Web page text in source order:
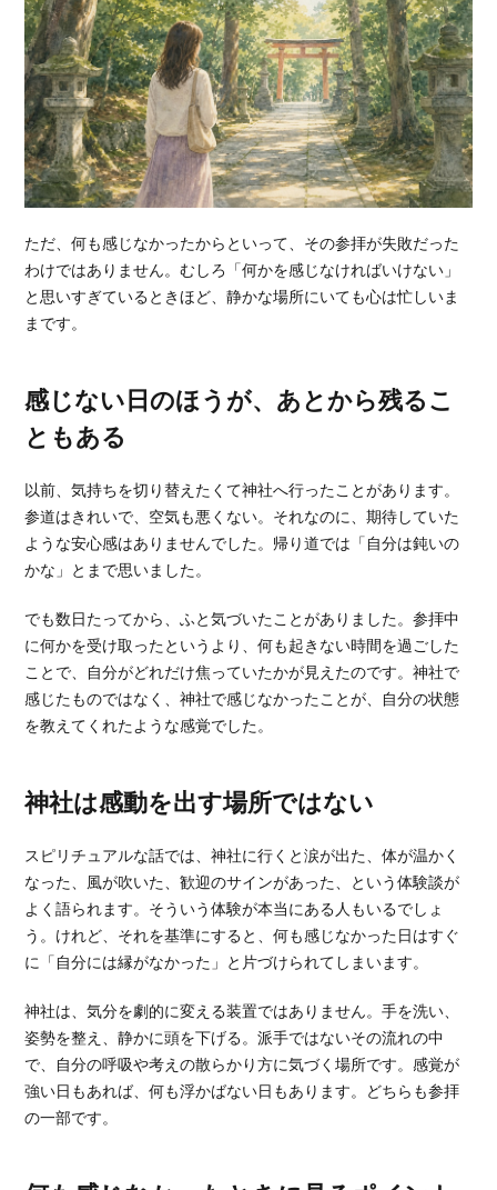
ただ、何も感じなかったからといって、その参拝が失敗だった
わけではありません。むしろ「何かを感じなければいけない」
と思いすぎているときほど、静かな場所にいても心は忙しいま
まです。
感じない日のほうが、あとから残るこ
ともある
以前、気持ちを切り替えたくて神社へ行ったことがあります。
参道はきれいで、空気も悪くない。それなのに、期待していた
ような安心感はありませんでした。帰り道では「自分は鈍いの
かな」とまで思いました。
でも数日たってから、ふと気づいたことがありました。参拝中
に何かを受け取ったというより、何も起きない時間を過ごした
ことで、自分がどれだけ焦っていたかが見えたのです。神社で
感じたものではなく、神社で感じなかったことが、自分の状態
を教えてくれたような感覚でした。
神社は感動を出す場所ではない
スピリチュアルな話では、神社に行くと涙が出た、体が温かく
なった、風が吹いた、歓迎のサインがあった、という体験談が
よく語られます。そういう体験が本当にある人もいるでしょ
う。けれど、それを基準にすると、何も感じなかった日はすぐ
に「自分には縁がなかった」と片づけられてしまいます。
神社は、気分を劇的に変える装置ではありません。手を洗い、
姿勢を整え、静かに頭を下げる。派手ではないその流れの中
で、自分の呼吸や考えの散らかり方に気づく場所です。感覚が
強い日もあれば、何も浮かばない日もあります。どちらも参拝
の一部です。